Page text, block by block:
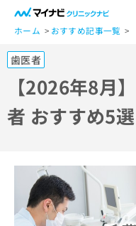
ホーム おすすめ記事一覧
歯医者
【2026年8月
者 おすすめ5選
一
般
ー
ザ
ー
の
方
医